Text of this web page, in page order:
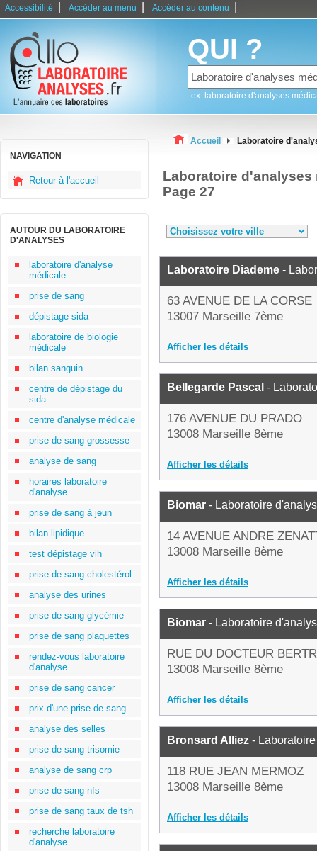
Accessibilité Accéder au menu Accéder au contenu
QUI ?
ex: laboratoire d'analyses
NAVIGATION
Retour à l'accueil
AUTOUR DU LABORATOIRE
D'ANALYSES
laboratoire d'analyse
médicale
prise de sang
dépistage sida
laboratoire de biologie
médicale
bilan sanguin
centre de dépistage du
sida
centre d'analyse médicale
prise de sang grossesse
analyse de sang
horaires laboratoire
d'analyse
prise de sang à jeun
bilan lipidique
test dépistage vih
prise de sang cholestérol
analyse des urines
prise de sang glycémie
prise de sang plaquettes
rendez-vous laboratoire
d'analyse
prise de sang cancer
prix d'une prise de sang
analyse des selles
prise de sang trisomie
analyse de sang crp
prise de sang nfs
prise de sang taux de tsh
recherche laboratoire
d'analyse
Accueil Laboratoire
Laboratoire
Page 27
Laboratoire Diademe -
63 AVENUE DE LA CORSE
13007 Marseille 7ème
Afficher les détails
Bellegarde Pascal -
176 AVENUE DU PRADO
13008 Marseille 8ème
Afficher les détails
Biomar - Laboratoire
14 AVENUE ANDRE
13008 Marseille 8ème
Afficher les détails
Biomar - Laboratoire
RUE DU DOCTEUR
13008 Marseille 8ème
Afficher les détails
Bronsard Alliez -
118 RUE JEAN MERMOZ
13008 Marseille 8ème
Afficher les détails